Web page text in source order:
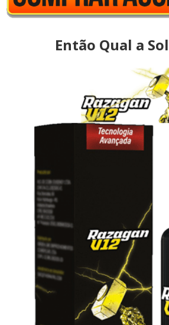
Então Qual a